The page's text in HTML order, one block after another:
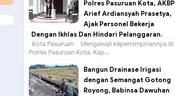
Polres Pasuruan Kota, AKBP
Arief Ardiansyah Prasetya,
Ajak Personel Bekerja
Dengan Ikhlas Dan Hindari Pelanggaran.
Kota Pasuruan – Mengawali kepemimpinannya di
Polres Pasuruan Kota, Kap...
Bangun Drainase Irigasi
dengan Semangat Gotong
Royong, Babinsa Dawuhan